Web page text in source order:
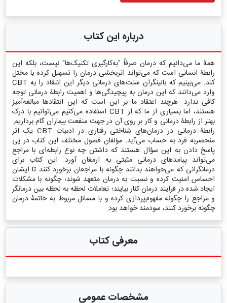
درباره این کتاب
همۀ ما می‌دانیم که درمان صرفاً "به‌کارگیری تکنیک‌ها" نیست، بلکه این
رابطۀ انسانی است که می‌تواند اثربخشی درمان را تسهیل کرده یا مختل
کند. می‌بینیم که بالینگران سنت‌های درمانی دیگر این انتقاد را به CBT
وارد می‌دانند که این درمان به پیچیدگی‌ها و اهمیت رابطۀ درمانی توجه
کافی ندارد. هرچند اعتقاد ما بر این است که این انتقادها مبالغه‌آمیز
هستند، اما بسیاری از ما که از CBT استفاده می‌کنیم می‌توانیم با درک
بهتر از رابطۀ درمانی و کار بر روی آن در جهت منفعت بیماران گام برداریم.
رابطۀ درمانی در درمان‌های شناختی ‏رفتاری در ادبیات CBT یک اثر
منحصربه ‏فرد به حساب می‌آید. مؤلفان فصول مختلف این کتاب در پی
پاسخ دادن به این سؤال هستند که داشتن چه نوع رابطه‌ای با مراجع
می‌تواند پیامدهای درمانی مثبتی به ارمغان آورد. این کتاب برای
درمانگرانی که می‌خواهند بدانند چگونه با مراجعان برخورد کنند تا ایشان
احساس امنیت کرده و نسبت به درمان متعهد شوند؛ چگونه با مشکلات
ایجاد شده در فرایند درمان کنار بیایند؛ تعاملات لحظه‏ به ‏لحظه بین درمانگر
و مراجع را چگونه مفهوم‌پردازی کرده و با مسائل مربوط به خاتمۀ درمان
چگونه برخورد کنند، سودمند خواهد بود.
معرفی کتاب
مشخصات عمومی